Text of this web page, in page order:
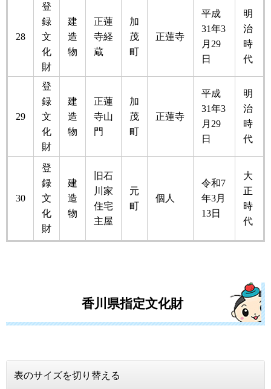
28
登
録
文
化
財
建
造
物
正蓮
寺経
蔵
加
茂
町
正蓮寺
平成
31年3
月29
日
明
治
時
代
29
登
録
文
化
財
建
造
物
正蓮
寺山
門
加
茂
町
正蓮寺
平成
31年3
月29
日
明
治
時
代
30
登
録
文
化
財
建
造
物
旧石
川家
住宅
主屋
元
町
個人
令和7
年3月
13日
大
正
時
代
香川県指定文化財
表のサイズを切り替える